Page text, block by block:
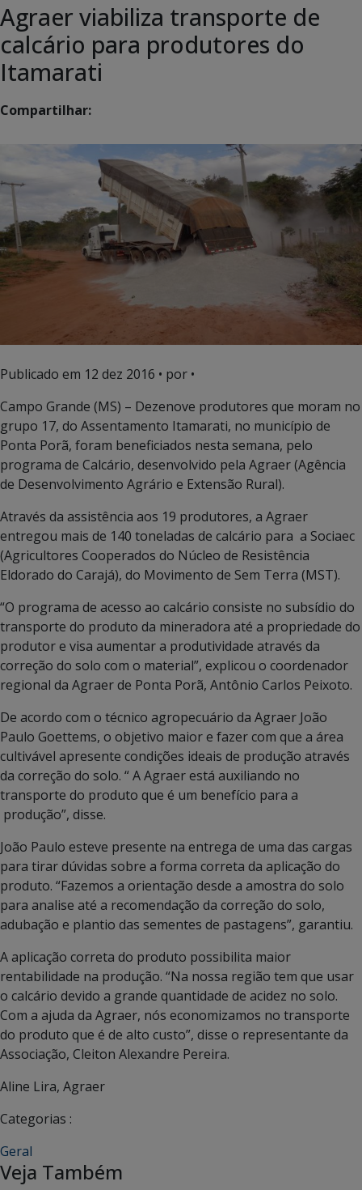
Agraer viabiliza transporte de
calcário para produtores do
Itamarati
Compartilhar:
Publicado em 12 dez 2016 • por •
Campo Grande (MS) – Dezenove produtores que moram no
grupo 17, do Assentamento Itamarati, no município de
Ponta Porã, foram beneficiados nesta semana, pelo
programa de Calcário, desenvolvido pela Agraer (Agência
de Desenvolvimento Agrário e Extensão Rural).
Através da assistência aos 19 produtores, a Agraer
entregou mais de 140 toneladas de calcário para a Sociaec
(Agricultores Cooperados do Núcleo de Resistência
Eldorado do Carajá), do Movimento de Sem Terra (MST).
“O programa de acesso ao calcário consiste no subsídio do
transporte do produto da mineradora até a propriedade do
produtor e visa aumentar a produtividade através da
correção do solo com o material”, explicou o coordenador
regional da Agraer de Ponta Porã, Antônio Carlos Peixoto.
De acordo com o técnico agropecuário da Agraer João
Paulo Goettems, o objetivo maior e fazer com que a área
cultivável apresente condições ideais de produção através
da correção do solo. “ A Agraer está auxiliando no
transporte do produto que é um benefício para a
produção”, disse.
João Paulo esteve presente na entrega de uma das cargas
para tirar dúvidas sobre a forma correta da aplicação do
produto. “Fazemos a orientação desde a amostra do solo
para analise até a recomendação da correção do solo,
adubação e plantio das sementes de pastagens”, garantiu.
A aplicação correta do produto possibilita maior
rentabilidade na produção. “Na nossa região tem que usar
o calcário devido a grande quantidade de acidez no solo.
Com a ajuda da Agraer, nós economizamos no transporte
do produto que é de alto custo”, disse o representante da
Associação, Cleiton Alexandre Pereira.
Aline Lira, Agraer
Categorias :
Geral
Veja Também